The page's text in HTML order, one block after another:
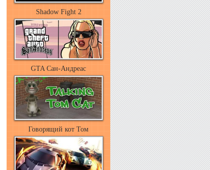
Shadow Fight 2
GTA Сан-Андреас
Говорящий кот Том